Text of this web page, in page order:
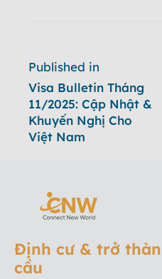
Published in
Visa Bulletin Tháng
11/2025: Cập Nhật &
Khuyến Nghị Cho
Việt Nam
Định cư & trở
cầu